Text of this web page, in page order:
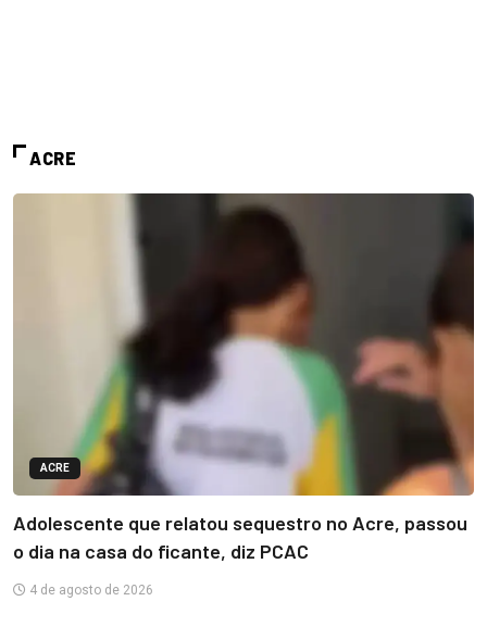
ACRE
ACRE
Adolescente que relatou sequestro no Acre, passou
o dia na casa do ficante, diz PCAC
4 de agosto de 2026